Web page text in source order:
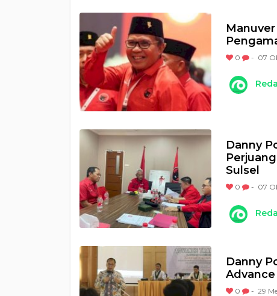
0 - 07
Danny
Sulsel
0 - 07
Danny
Advance
0 - 29